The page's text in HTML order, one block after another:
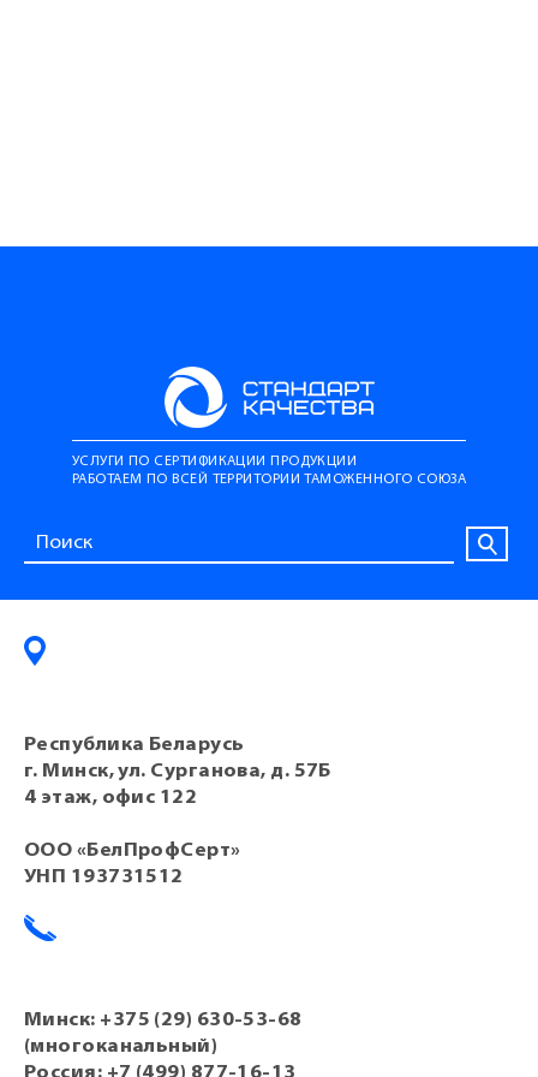
УСЛУГИ ПО СЕРТИФИКАЦИИ ПРОДУКЦИИ
РАБОТАЕМ ПО ВСЕЙ ТЕРРИТОРИИ ТАМОЖЕННОГО СОЮЗА
Республика Беларусь
г. Минск, ул. Сурганова, д. 57Б
4 этаж, офис 122
ООО «БелПрофСерт»
УНП 193731512
Минск: +375 (29) 630-53-68
(многоканальный)